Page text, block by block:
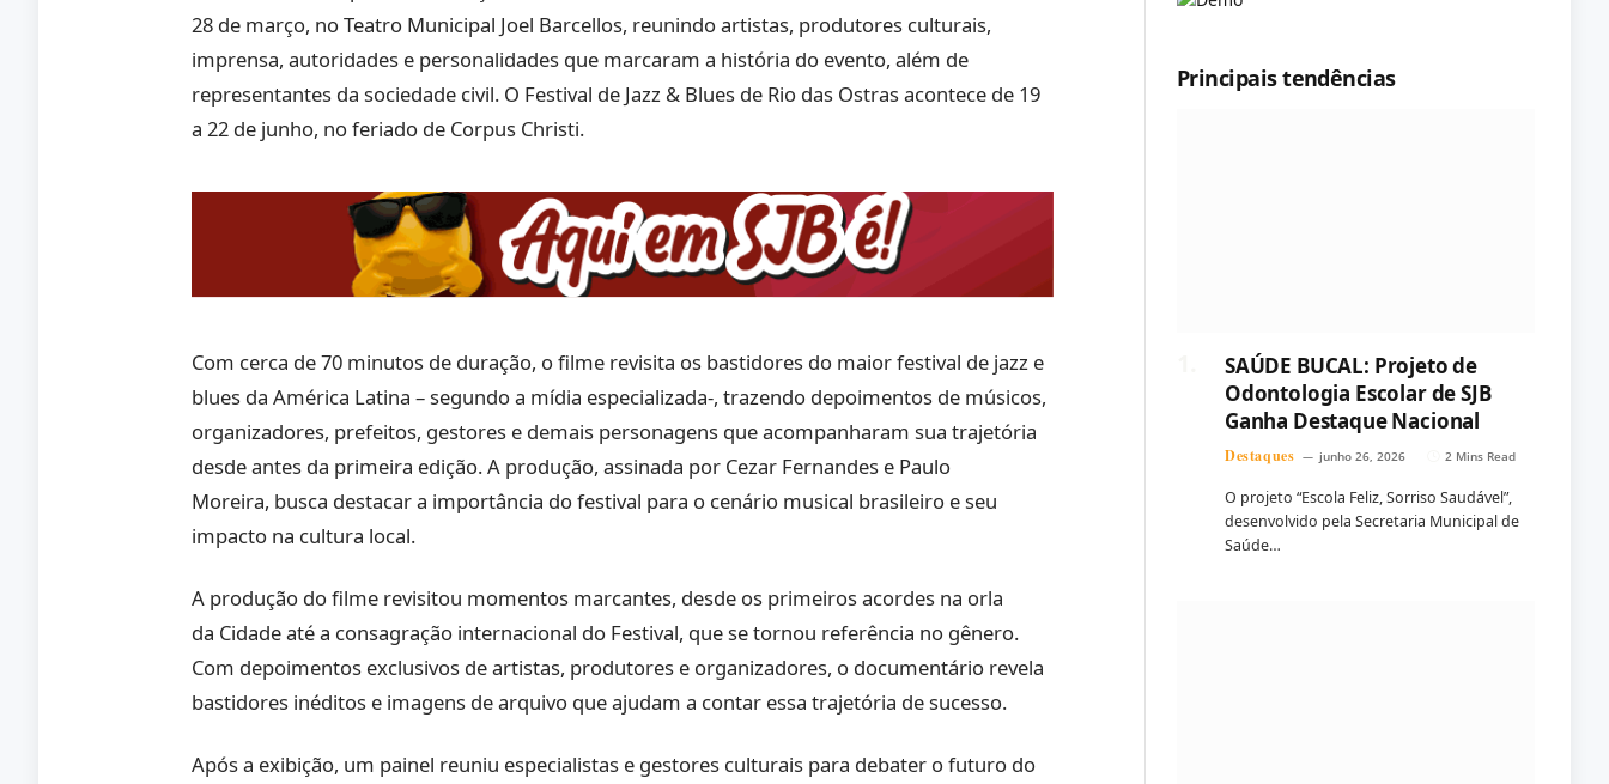
28 de março, no Teatro Municipal Joel Barcellos, reunindo artistas, produtores culturais,
imprensa, autoridades e personalidades que marcaram a história do evento, além de
representantes da sociedade civil. O Festival de Jazz & Blues de Rio das Ostras acontece de 19
a 22 de junho, no feriado de Corpus Christi.
Com cerca de 70 minutos de duração, o filme revisita os bastidores do maior festival de jazz e
blues da América Latina – segundo a mídia especializada-, trazendo depoimentos de músicos,
organizadores, prefeitos, gestores e demais personagens que acompanharam sua trajetória
desde antes da primeira edição. A produção, assinada por Cezar Fernandes e Paulo
Moreira, busca destacar a importância do festival para o cenário musical brasileiro e seu
impacto na cultura local.
A produção do filme revisitou momentos marcantes, desde os primeiros acordes na orla
da Cidade até a consagração internacional do Festival, que se tornou referência no gênero.
Com depoimentos exclusivos de artistas, produtores e organizadores, o documentário revela
bastidores inéditos e imagens de arquivo que ajudam a contar essa trajetória de sucesso.
Após a exibição, um painel reuniu especialistas e gestores culturais para debater o futuro do
Principais tendências
SAÚDE BUCAL: Projeto de
Odontologia Escolar de SJB
Ganha Destaque Nacional
Destaques junho 26, 2026 2 Mins Read
O projeto “Escola Feliz, Sorriso Saudável”,
desenvolvido pela Secretaria Municipal de
Saúde…